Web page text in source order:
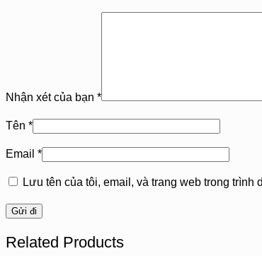
Nhận xét của bạn *
Tên *
Email *
Lưu tên của tôi, email, và trang web trong trình
Related Products